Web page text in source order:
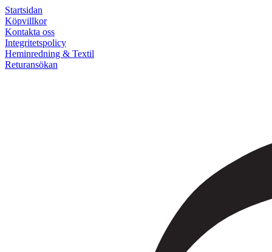
Startsidan
Köpvillkor
Kontakta oss
Integritetspolicy
Heminredning & Textil
Returansökan